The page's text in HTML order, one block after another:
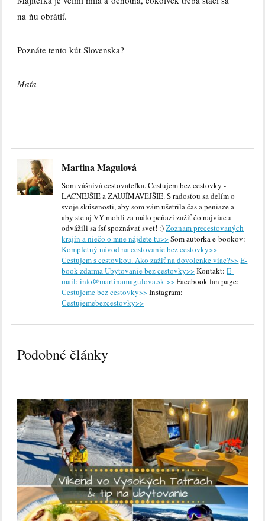
na ňu obrátiť.
Poznáte tento kút Slovenska?
Maťa
Martina Magulová
Som vášnivá cestovateľka. Cestujem bez cestovky -
LACNEJŠIE a ZAUJÍMAVEJŠIE. S radosťou sa delím o
svoje skúsenosti, aby som vám ušetrila čas a peniaze a
aby ste aj VY mohli za málo peňazí zažiť čo najviac a
odvážili sa ísť spoznávať svet! :)Zoznam precestovaných
krajín a niečo o mne nájdete tu>>Som autorka e-bookov:
Kompletný návod na cestovanie bez cestovky>>
Cestujem s cestovkou. Ako zažiť na dovolenke viac?>>E-
book zdarma Ubytovanie bez cestovky>>Kontakt:E-
mail: info@martinamagulova.sk >>Facebook fan page:
Cestujeme bez cestovky>>Instagram:
Cestujemebezcestovky>>
Podobné články